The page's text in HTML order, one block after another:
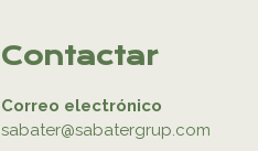
Contactar
Correo electrónico
sabater@sabatergrup.com